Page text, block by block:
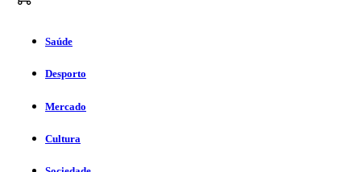
Saúde
Desporto
Mercado
Cultura